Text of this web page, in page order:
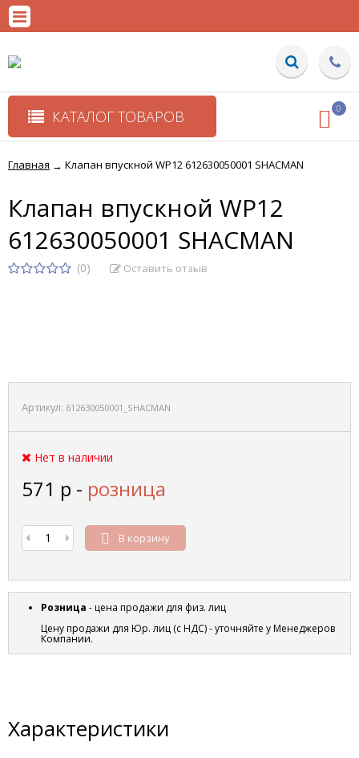
КАТАЛОГ ТОВАРОВ 0
Главная → Клапан впускной WP12 612630050001 SHACMAN
Клапан впускной WP12
612630050001 SHACMAN
(0) Оставить отзыв
Артикул: 612630050001_SHACMAN
Нет в наличии
571 р - розница
В корзину
Розница - цена продажи для физ. лиц
Цену продажи для Юр. лиц (с НДС) - уточняйте у Менеджеров
Компании.
Характеристики